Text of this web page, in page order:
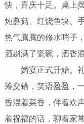
快，喜庆十足。桌上
炖蘑菇、红烧鱼块、
热气腾腾的修水哨子
酒斟满了瓷碗，酒香
婚宴正式开始。礼
筹交错，笑语盈盈，
香混着菜香，伴着欢
着祝福的话，聊着家